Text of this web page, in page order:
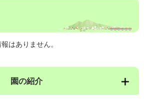
はありません。
園の紹介